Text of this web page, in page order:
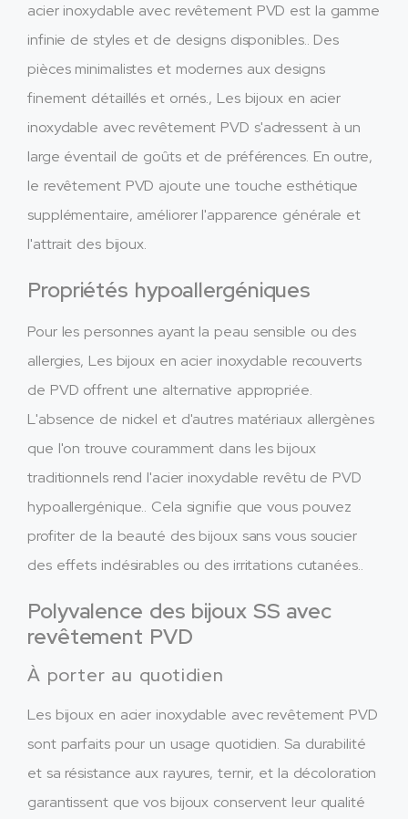
acier inoxydable avec revêtement PVD est la gamme
infinie de styles et de designs disponibles.. Des
pièces minimalistes et modernes aux designs
finement détaillés et ornés., Les bijoux en acier
inoxydable avec revêtement PVD s'adressent à un
large éventail de goûts et de préférences. En outre,
le revêtement PVD ajoute une touche esthétique
supplémentaire, améliorer l'apparence générale et
l'attrait des bijoux.
Propriétés hypoallergéniques
Pour les personnes ayant la peau sensible ou des
allergies, Les bijoux en acier inoxydable recouverts
de PVD offrent une alternative appropriée.
L'absence de nickel et d'autres matériaux allergènes
que l'on trouve couramment dans les bijoux
traditionnels rend l'acier inoxydable revêtu de PVD
hypoallergénique.. Cela signifie que vous pouvez
profiter de la beauté des bijoux sans vous soucier
des effets indésirables ou des irritations cutanées..
Polyvalence des bijoux SS avec
revêtement PVD
À porter au quotidien
Les bijoux en acier inoxydable avec revêtement PVD
sont parfaits pour un usage quotidien. Sa durabilité
et sa résistance aux rayures, ternir, et la décoloration
garantissent que vos bijoux conservent leur qualité